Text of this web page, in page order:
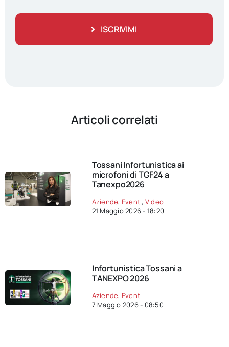
ISCRIVIMI
Articoli correlati
Tossani Infortunistica ai
microfoni di TGF24 a
Tanexpo2026
Aziende, Eventi, Video
21 Maggio 2026 - 18:20
Infortunistica Tossani a
TANEXPO 2026
Aziende, Eventi
7 Maggio 2026 - 08:50